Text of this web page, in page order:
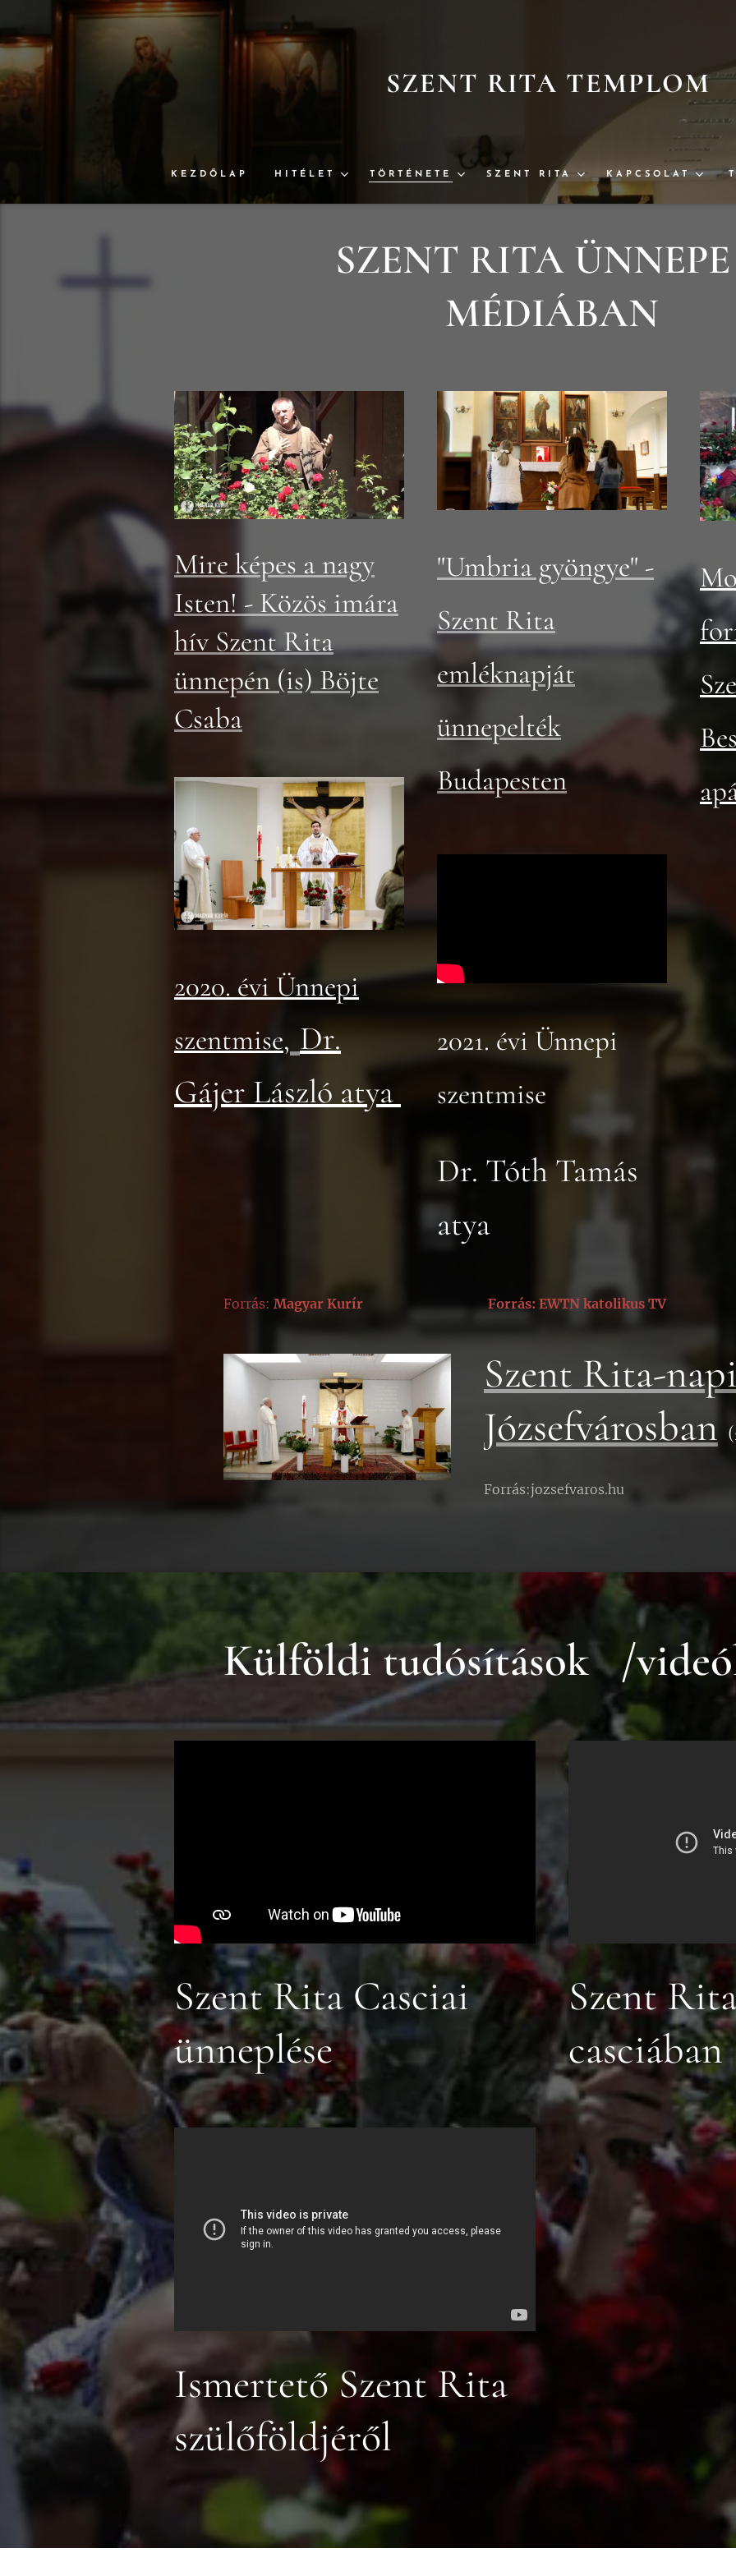
SZENT RITA TEMPLOM
KEZDŐLAP HITÉLET TÖRTÉNETE SZENT RITA KAPCSOLAT
SZENT RITA
MÉDIÁBAN
Mire képes a nagy
Isten! - Közös imára
hív Szent Rita
ünnepén (is) Böjte
Csaba
2020. évi Ünnepi
szentmise, Dr.
Gájer László atya
"Umbria gyöngye" -
Szent Rita
emléknapját
ünnepelték
Budapesten
2021. évi Ünnepi
szentmise
Dr. Tóth Tamás
atya
Forrás: Magyar Kurír Forrás: EWTN katolikus TV
Szent Rita-
Józsefvárosban
Forrás:jozsefvaros.hu
Külföldi tudósítások /
Szent Rita Casciai
ünneplése
Ismertető Szent Rita
szülőföldjéről
Szent
casciában